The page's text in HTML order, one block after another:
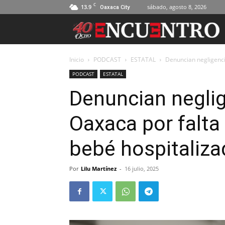
13.9 C Oaxaca City sábado, agosto 8, 2026
Inicio PODCAST ESTATAL Denuncian
PODCAST ESTATAL
Denuncian
Oaxaca por
bebé
Por Lilu Martínez - 16 julio, 2025